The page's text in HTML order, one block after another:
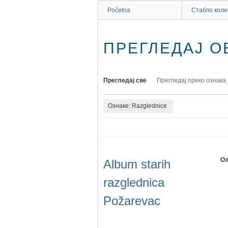
Početna Стабло
ПРЕГЛЕДАЈ
Прегледај све Прегледај преко ознака
Ознаке: Razglednice
Album starih
razglednica
Požarevac